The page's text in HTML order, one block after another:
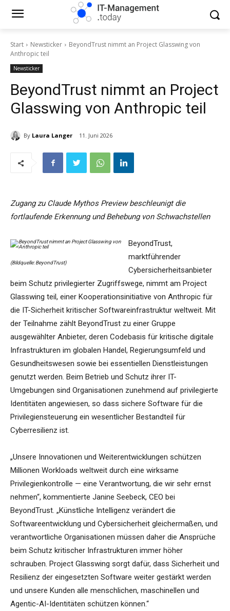
Start Newsticker
BeyondTrust nimmt an Project Glasswing von
Anthropic teil
Newsticker
BeyondTrust nimmt an Project
Glasswing von Anthropic teil
By Laura Langer 11. Juni 2026
Zugang zu Claude Mythos Preview beschleunigt die
fortlaufende Erkennung und Behebung von Schwachstellen
(Bildquelle: BeyondTrust)
BeyondTrust,
marktführender
Cybersicherheitsanbieter
beim Schutz privilegierter Zugriffswege, nimmt am Project
Glasswing teil, einer Kooperationsinitiative von Anthropic für
die IT-Sicherheit kritischer Softwareinfrastruktur weltweit. Mit
der Teilnahme zählt BeyondTrust zu einer Gruppe
ausgewählter Anbieter, deren Codebasis für kritische digitale
Infrastrukturen im globalen Handel, Regierungsumfeld und
Gesundheitswesen sowie bei essentiellen Dienstleistungen
genutzt werden. Beim Betrieb und Schutz ihrer IT-
Umgebungen sind Organisationen zunehmend auf privilegierte
Identitäten angewiesen, so dass sichere Software für die
Privilegiensteuerung ein wesentlicher Bestandteil für
Cyberresilienz ist.
„Unsere Innovationen und Weiterentwicklungen schützen
Millionen Workloads weltweit durch eine wirksame
Privilegienkontrolle — eine Verantwortung, die wir sehr ernst
nehmen“, kommentierte Janine Seebeck, CEO bei
BeyondTrust. „Künstliche Intelligenz verändert die
Softwareentwicklung und Cybersicherheit gleichermaßen, und
verantwortliche Organisationen müssen daher die Ansprüche
beim Schutz kritischer Infrastrukturen immer höher
schrauben. Project Glasswing sorgt dafür, dass Sicherheit und
Resilienz der eingesetzten Software weiter gestärkt werden
und unsere Kunden alle menschlichen, maschinellen und
Agentic-AI-Identitäten schützen können.“